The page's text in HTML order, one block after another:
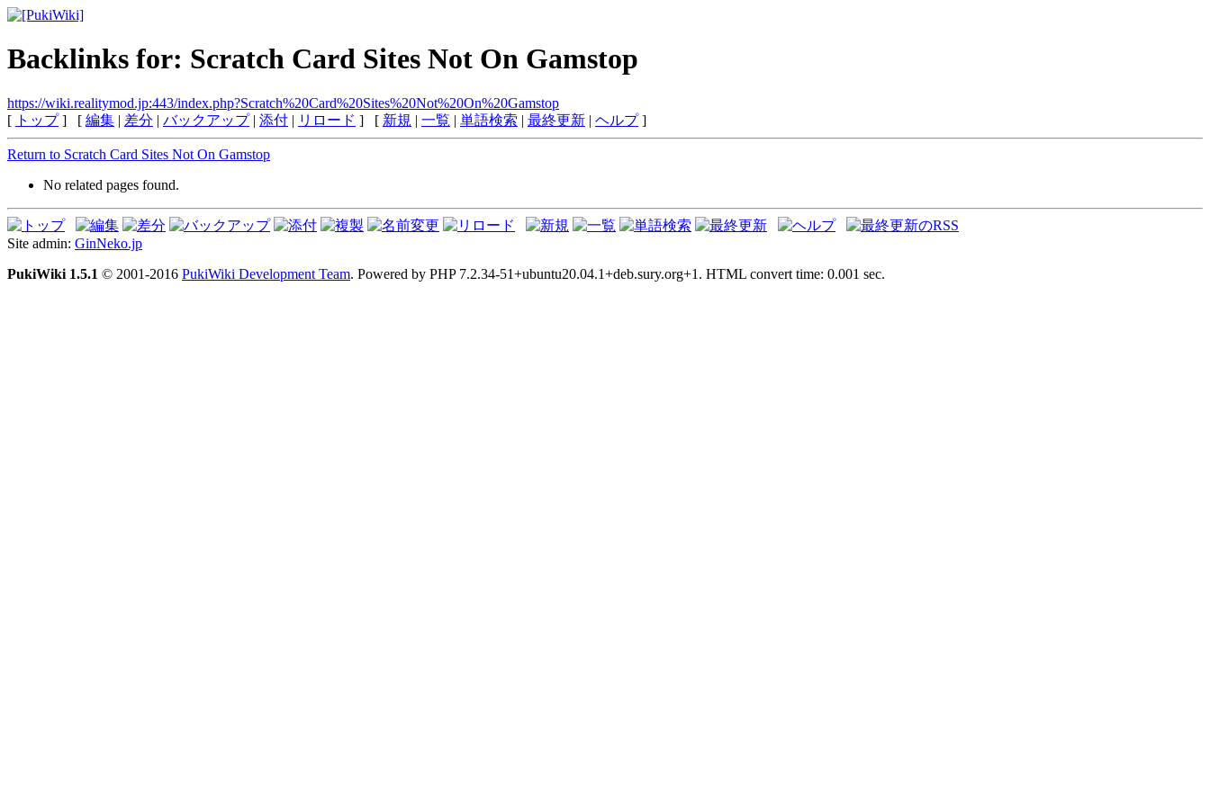
Backlinks for: Scratch Card Sites Not On Gamstop
https://wiki.realitymod.jp:443/index.php?Scratch%20Card%20Sites%20Not%20On%20Gamstop
[ トップ] [ 編集 | 差分 | バックアップ| 添付 | リロード ] [ 新規 | 一覧 | 単語検索 | 最終更新 | ヘルプ]
Return to Scratch Card Sites Not On Gamstop
No related pages found.
Site admin: GinNeko.jp
PukiWiki 1.5.1 © 2001-2016 PukiWiki Development Team. Powered by PHP 7.2.34-51+ubuntu20.04.1+deb.sury.org+1. HTML convert time: 0.001 sec.